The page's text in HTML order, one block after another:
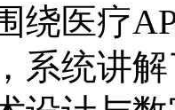
绕医疗
系统讲